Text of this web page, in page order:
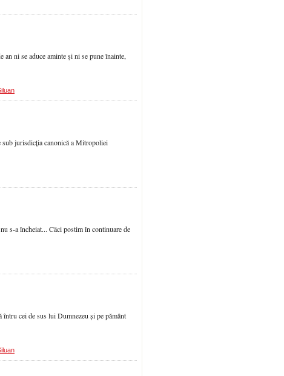
ni se aduce aminte și ni se pune înainte,
sub jurisdicția canonică a Mitropoliei
s‑a încheiat... Căci postim în continuare de
cei de sus lui Dumnezeu și pe pământ